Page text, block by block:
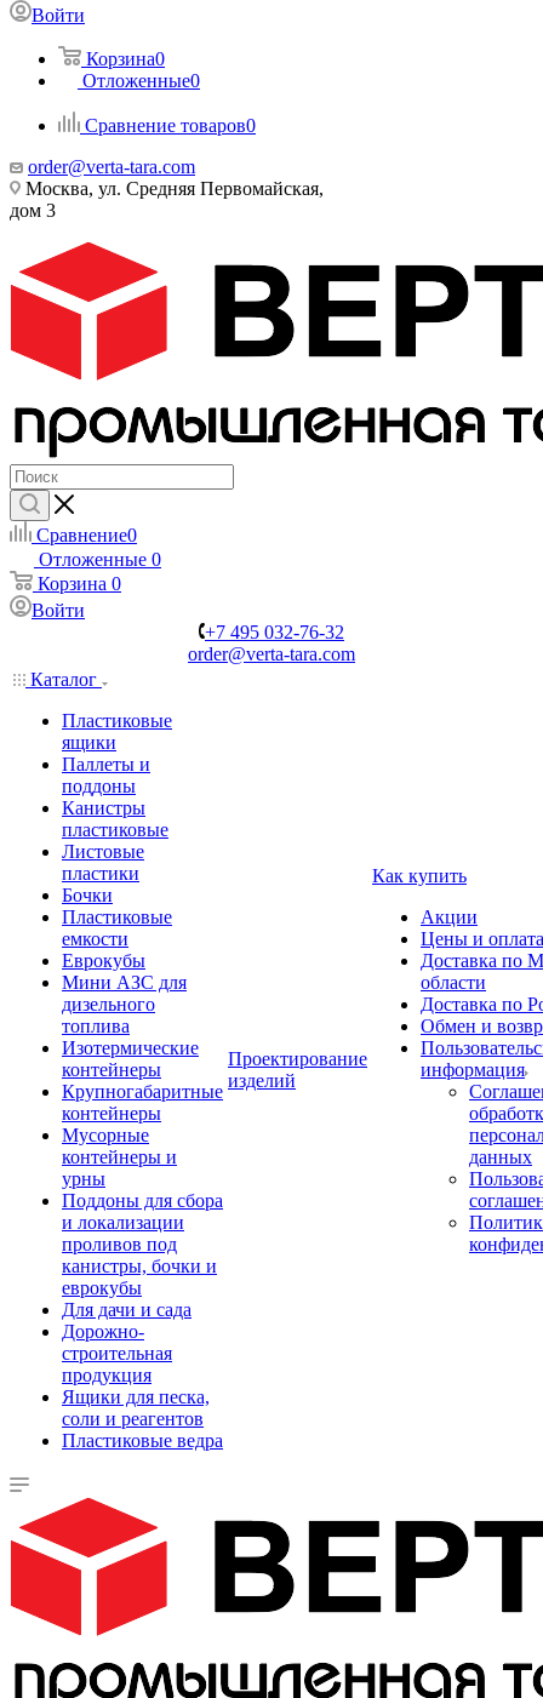
Войти
Корзина0
Отложенные0
Сравнение товаров0
order@verta-tara.com
Москва, ул. Средняя Первомайская,
дом 3
Сравнение0
Отложенные 0
Корзина 0
Войти
+7 495 032-76-32
order@verta-tara.com
Каталог
Пластиковые
ящики
Паллеты и
поддоны
Канистры
пластиковые
Листовые
пластики
Бочки
Пластиковые
емкости
Еврокубы
Мини АЗС для
дизельного
топлива
Изотермические
контейнеры
Крупногабаритные
контейнеры
Мусорные
контейнеры и
урны
Поддоны для сбора
и локализации
проливов под
канистры, бочки и
еврокубы
Для дачи и сада
Дорожно-
строительная
продукция
Ящики для песка,
соли и реагентов
Пластиковые ведра
Проектирование
изделий
Как купить
Акции
Цены и оплата
Доставка по
области
Доставка по
Обмен и
информация
данных